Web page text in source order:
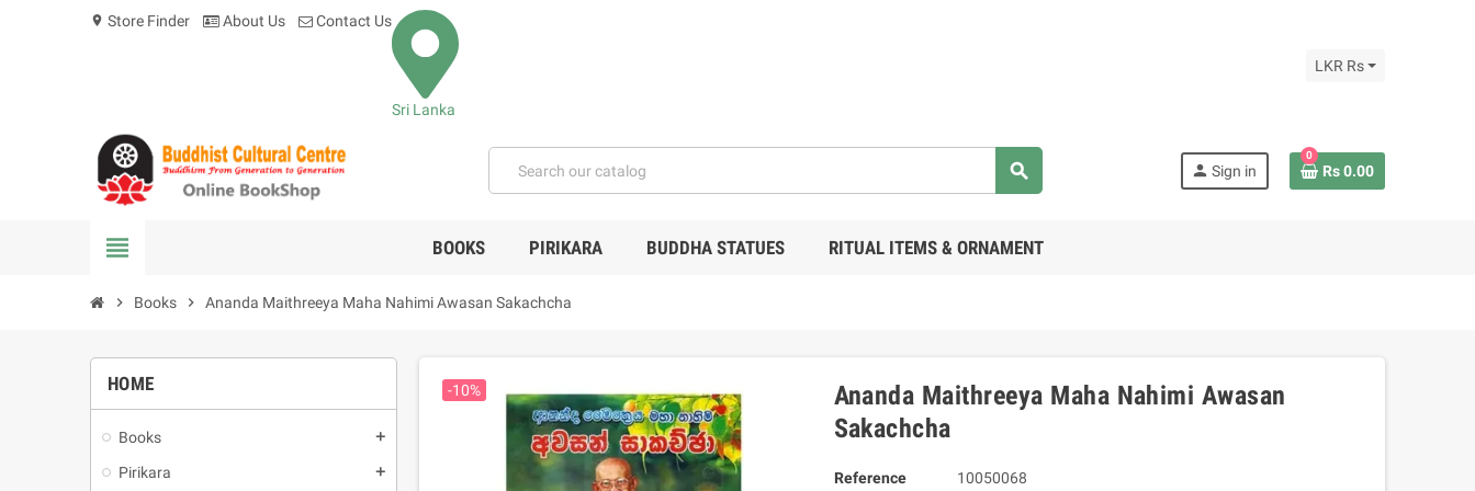
location_on Store Finder About Us Contact Us
Sri Lanka
LKR Rs
search person Sign in
0
Rs 0.00
view_headline BOOKS PIRIKARA BUDDHA STATUES RITUAL ITEMS & ORNAMENT
chevron_right Books chevron_right Ananda Maithreeya Maha Nahimi Awasan Sakachcha
HOME
Books add
Pirikara add
-10%
Ananda Maithreeya Maha Nahimi Awasan
Sakachcha
Reference
10050068